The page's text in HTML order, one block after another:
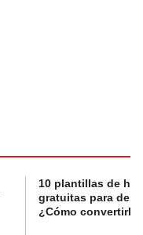
10 plantillas de
gratuitas para
¿Cómo convertirla